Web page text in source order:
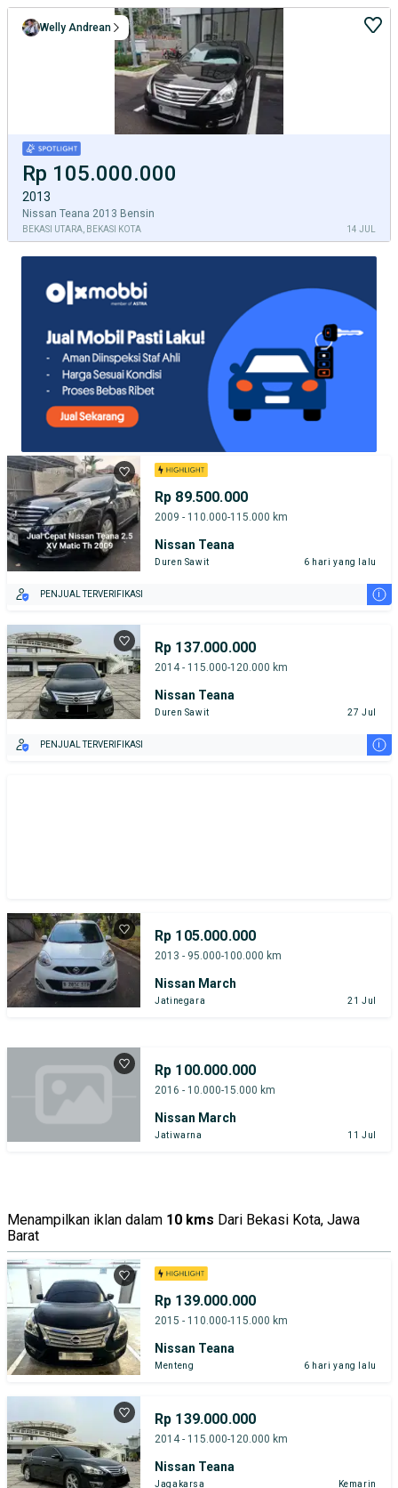
Rp 105.000.000
2013
Nissan Teana 2013 Bensin
BEKASI UTARA, BEKASI KOTA 14 JUL
Welly Andrean
Rp 89.500.000
2009 - 110.000-115.000 km
Nissan Teana
Duren Sawit 6 hari yang lalu
PENJUAL TERVERIFIKASI i
Rp 137.000.000
2014 - 115.000-120.000 km
Nissan Teana
Duren Sawit 27 Jul
PENJUAL TERVERIFIKASI i
Rp 105.000.000
2013 - 95.000-100.000 km
Nissan March
Jatinegara 21 Jul
Rp 100.000.000
2016 - 10.000-15.000 km
Nissan March
Jatiwarna 11 Jul
Menampilkan iklan dalam 10 kms Dari Bekasi Kota, Jawa
Barat
Rp 139.000.000
2015 - 110.000-115.000 km
Nissan Teana
Menteng 6 hari yang lalu
Rp 139.000.000
2014 - 115.000-120.000 km
Nissan Teana
Jagakarsa Kemarin